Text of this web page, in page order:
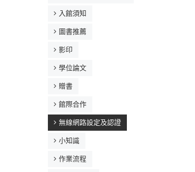
入館須知
圖書推薦
影印
學位論文
贈書
館際合作
無線網路設定及認證
小知識
作業流程